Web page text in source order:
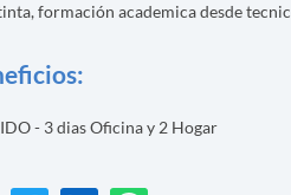
formación academica desde
- 3 dias Oficina y 2 Hogar